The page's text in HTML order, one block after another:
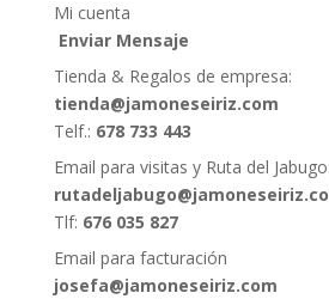
Mi cuenta
Enviar Mensaje
Tienda & Regalos de empresa:
tienda@jamoneseiriz.com
Telf.: 678 733 443
Email para visitas y Ruta del Jabugo:
Tlf: 676 035 827
Email para facturación
josefa@jamoneseiriz.com